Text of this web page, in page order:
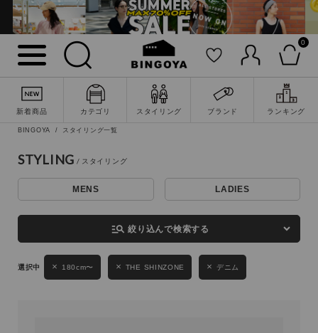
0
新着商品 カテゴリ スタイリング ブランド ランキング
詳細検索
BINGOYA スタイリング一覧
STYLING
MENS LADIES
manage_search 絞り込んで検索する
180cm〜 THE SHINZONE デニム